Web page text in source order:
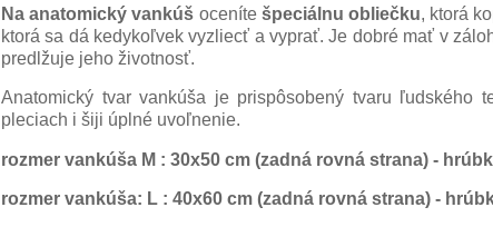
Na anatomický vankúš oceníte špeciálnu obliečku, ktorá
ktorá sa dá kedykoľvek vyzliecť a vyprať. Je dobré mať v
predlžuje jeho životnosť.
Anatomický tvar vankúša je prispôsobený tvaru
pleciach i šiji úplné uvoľnenie.
rozmer vankúša M : 30x50 cm (zadná rovná strana) -
rozmer vankúša: L : 40x60 cm (zadná rovná strana) -